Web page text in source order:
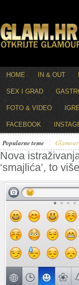
HOME IN & OUT
SEX I GRAD
FOTO & VIDEO IGRE
FACEBOOK
Popularne teme
Nova
‘smajlića’, to